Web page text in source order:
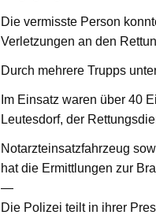
Die vermisste Person
Verletzungen an den
Durch mehrere Trupps
Im Einsatz waren über 40
Leutesdorf, der
Notarzteinsatzfahrzeug
hat die Ermittlungen zur
—
Die Polizei teilt in ihrer